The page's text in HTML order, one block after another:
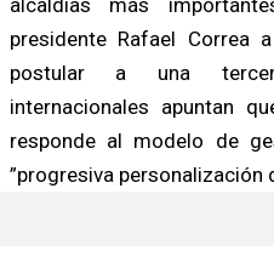
presidente Rafael Correa
postular a una
internacionales apuntan
responde al modelo de
”progresiva personalización